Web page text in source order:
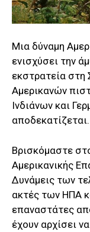
Μια δύναμη
ενισχύσει την
εκστρατεία στη
Αμερικανών
Ινδιάνων και
αποδεκατίζεται.
Βρισκόμαστε
Αμερικανικής
Δυνάμεις των
ακτές των ΗΠΑ
επαναστάτες
έχουν αρχίσει